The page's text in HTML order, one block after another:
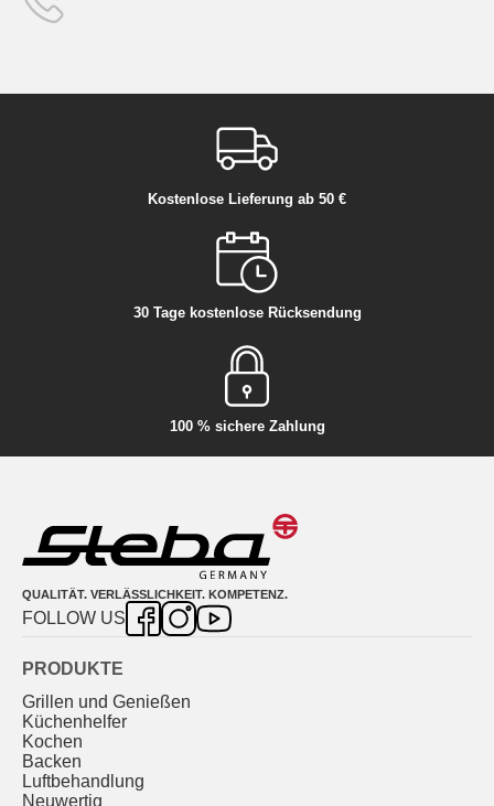
Kostenlose Lieferung ab 50 €
30 Tage kostenlose Rücksendung
100 % sichere Zahlung
QUALITÄT. VERLÄSSLICHKEIT. KOMPETENZ.
FOLLOW US
PRODUKTE
Grillen und Genießen
Küchenhelfer
Kochen
Backen
Luftbehandlung
Neuwertig